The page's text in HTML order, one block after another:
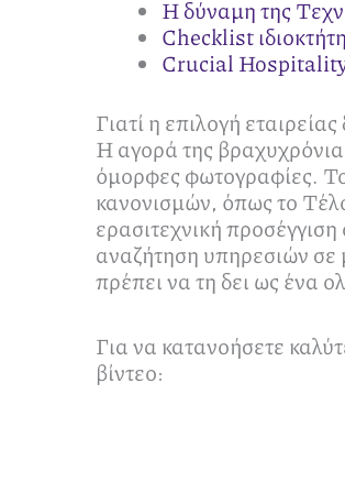
Η δύναμη της
Checklist
Crucial Hospitality:
Γιατί η επιλογή
Η αγορά της
όμορφες φωτογραφίες.
κανονισμών, όπως το
ερασιτεχνική
αναζήτηση υπηρεσιών σε
πρέπει να τη δει ως ένα
Για να κατανοήσετε
βίντεο: